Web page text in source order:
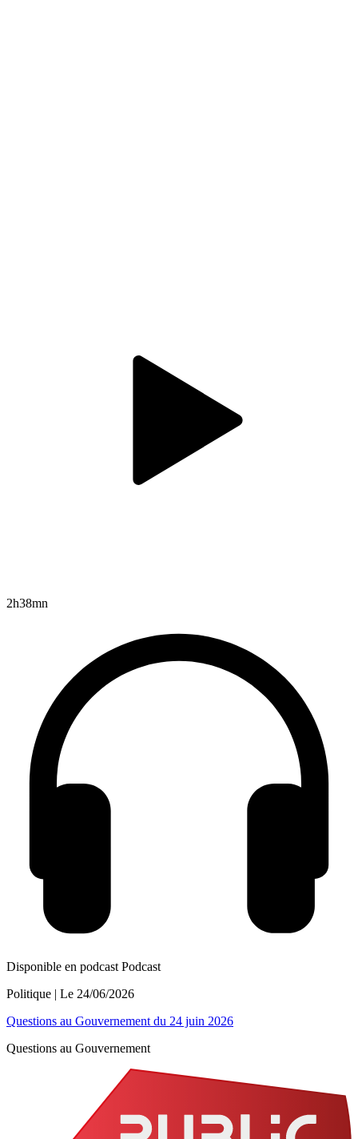
2h38mn
Disponible en podcast Podcast
Politique | Le 24/06/2026
Questions au Gouvernement du 24 juin 2026
Questions au Gouvernement